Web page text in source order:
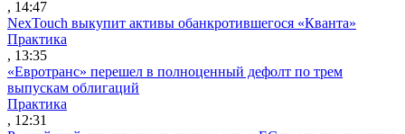
, 14:47
NexTouch выкупит активы обанкротившегося «Кванта»
Практика
, 13:35
«Евротранс» перешел в полноценный дефолт по трем
выпускам облигаций
Практика
, 12:31